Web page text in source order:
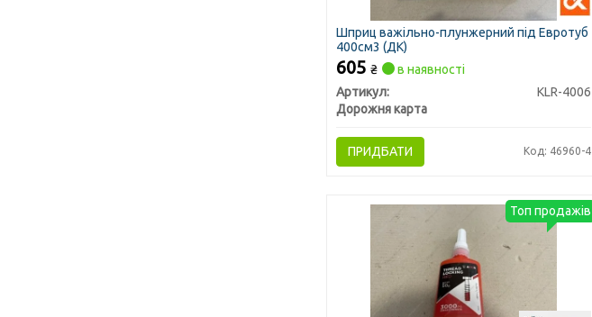
Шприц важільно-плунжерний під Евротуб
400см3 (ДК)
605 ₴
в наявності
Артикул:
KLR-4006
Дорожня карта
ПРИДБАТИ Код: 46960-4
Топ продажів